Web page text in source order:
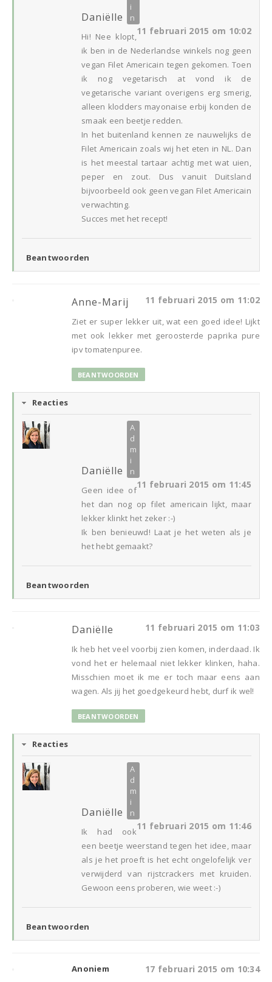
Daniëlle
11 februari 2015 om 10:02
Hi! Nee klopt,
ik ben in de Nederlandse winkels nog geen
vegan Filet Americain tegen gekomen. Toen
ik nog vegetarisch at vond ik de
vegetarische variant overigens erg smerig,
alleen klodders mayonaise erbij konden de
smaak een beetje redden.
In het buitenland kennen ze nauwelijks de
Filet Americain zoals wij het eten in NL. Dan
is het meestal tartaar achtig met wat uien,
peper en zout. Dus vanuit Duitsland
bijvoorbeeld ook geen vegan Filet Americain
verwachting.
Succes met het recept!
Beantwoorden
Anne-Marij 11 februari 2015 om 11:02
Ziet er super lekker uit, wat een goed idee! Lijkt
met ook lekker met geroosterde paprika pure
ipv tomatenpuree.
BEANTWOORDEN
Reacties
Daniëlle
11 februari 2015 om 11:45
Geen idee of
het dan nog op filet americain lijkt, maar
lekker klinkt het zeker :-)
Ik ben benieuwd! Laat je het weten als je
het hebt gemaakt?
Beantwoorden
Daniëlle 11 februari 2015 om 11:03
Ik heb het veel voorbij zien komen, inderdaad. Ik
vond het er helemaal niet lekker klinken, haha.
Misschien moet ik me er toch maar eens aan
wagen. Als jij het goedgekeurd hebt, durf ik wel!
BEANTWOORDEN
Reacties
Daniëlle
11 februari 2015 om 11:46
Ik had ook
een beetje weerstand tegen het idee, maar
als je het proeft is het echt ongelofelijk ver
verwijderd van rijstcrackers met kruiden.
Gewoon eens proberen, wie weet :-)
Beantwoorden
Anoniem 17 februari 2015 om 10:34